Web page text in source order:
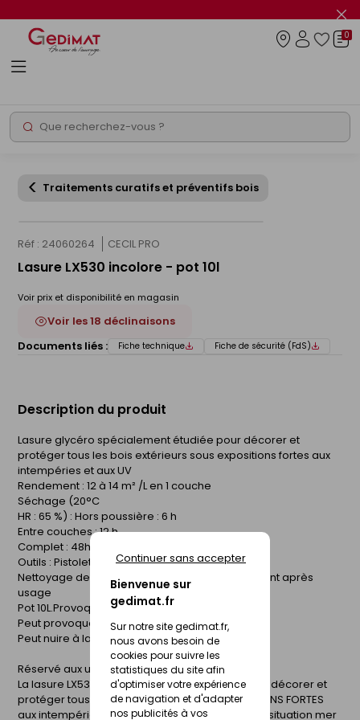
Bienvenue sur
gedimat.fr
Sur notre site gedimat.fr,
nous avons besoin de
cookies pour suivre les
statistiques du site afin
d'optimiser votre expérience
de navigation et d'adapter
nos publicités à vos
Continuer sans accepter
le
info
Rechercher
0
Traitements curatifs et préventifs bois
Réf : 24060264 CECIL PRO
Lasure LX530 incolore - pot 10l
Voir prix et disponibilité en magasin
Voir les 18 déclinaisons
Documents liés :
Fiche technique Fiche de sécurité (FdS)
Description du produit
Lasure glycéro spécialement étudiée pour décorer et
protéger tous les bois extérieurs sous expositions fortes aux
intempéries et aux UV
Rendement : 12 à 14 m² /L en 1 couche
Séchage (20°C
HR : 65 %) : Hors poussière : 6 h
Entre couches : 12 h
Complet : 48h
Outils : Pistolet, pinceau
Nettoyage des outils : White spirit, immédiatement après
usage
Pot 10L.Provoque une irritation cutanée. H317
Peut provoquer une allergie cutanée. H360F
Peut nuire à la fertilité.
Réservé aux utilisateurs professionnels
La lasure LX530+ est spécialement étudiée pour décorer et
protéger tous les bois extérieurs sous EXPOSITIONS FORTES
aux intempéries et aux UV (exposition plein sud/situation mer